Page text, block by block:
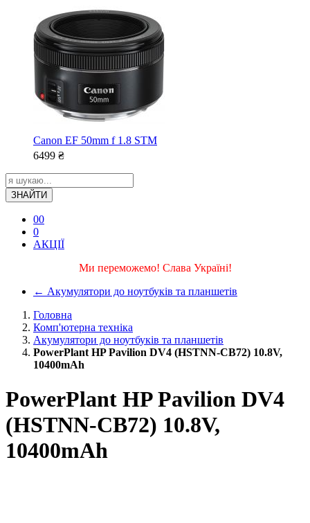
Canon EF 50mm f 1.8 STM
6499 ₴
ЗНАЙТИ
00
0
АКЦІЇ
Ми переможемо! Слава Україні!
← Акумулятори до ноутбуків та планшетів
Головна
Комп'ютерна техніка
Акумулятори до ноутбуків та планшетів
PowerPlant HP Pavilion DV4 (HSTNN-CB72) 10.8V,
10400mAh
PowerPlant HP Pavilion DV4
(HSTNN-CB72) 10.8V,
10400mAh